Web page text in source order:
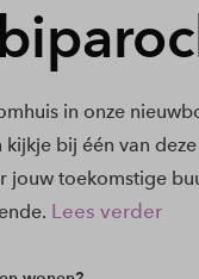
in onze
kijkje bij één van
jouw toekomstige
Lees verder